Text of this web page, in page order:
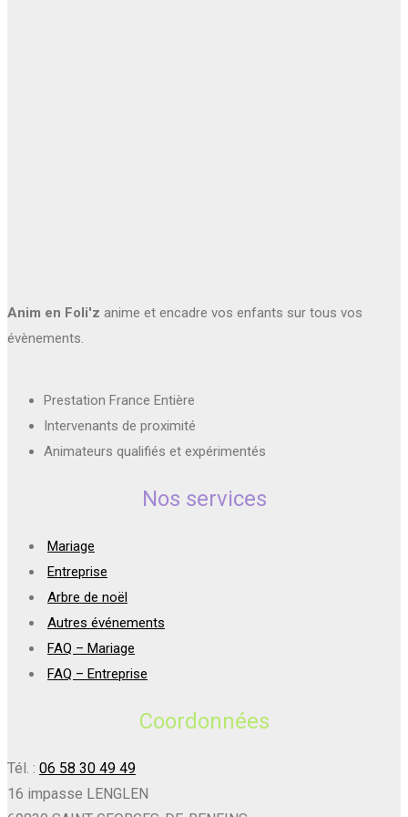
Anim en Foli'z anime et encadre vos enfants sur tous vos
évènements.
Prestation France Entière
Intervenants de proximité
Animateurs qualifiés et expérimentés
Nos services
Mariage
Entreprise
Arbre de noël
Autres événements
FAQ – Mariage
FAQ – Entreprise
Coordonnées
Tél. : 06 58 30 49 49
16 impasse LENGLEN